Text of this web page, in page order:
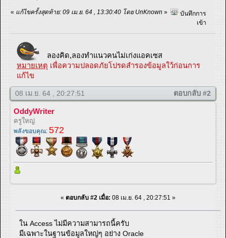
« แก้ไขครั้งสุดท้าย: 09 เม.ย. 64 , 13:30:40 โดย UnKnown »
บันทึกการ
เข้า
ลองคิด,ลองทำแนวคนไม่เก่งแอคเซส
หมายเหตุ เพื่อความปลอดภัยโปรดสำรองข้อมูลใว้ก่อนการ
แก้ไข
08 เม.ย. 64 , 20:27:51 ตอบกลับ #2
OddyWriter
ครูใหญ่
พลังขอบคุณ: 572
« ตอบกลับ #2 เมื่อ: 08 เม.ย. 64 , 20:27:51 »
ใน Access ไม่มีความสามารถนี้ครับ
มีเฉพาะในฐานข้อมูลใหญ่ๆ อย่าง Oracle